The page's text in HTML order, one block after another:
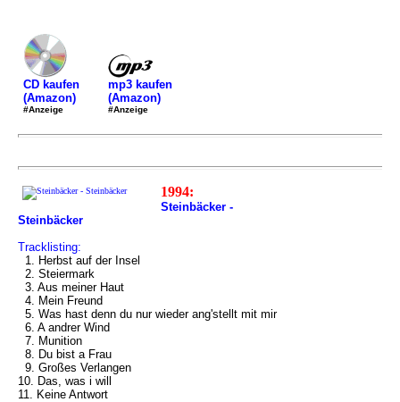
CD kaufen
(Amazon)
#Anzeige
mp3 kaufen
(Amazon)
#Anzeige
1994:
Steinbäcker -
Steinbäcker
Tracklisting:
1. Herbst auf der Insel
2. Steiermark
3. Aus meiner Haut
4. Mein Freund
5. Was hast denn du nur wieder ang'stellt mit mir
6. A andrer Wind
7. Munition
8. Du bist a Frau
9. Großes Verlangen
10. Das, was i will
11. Keine Antwort